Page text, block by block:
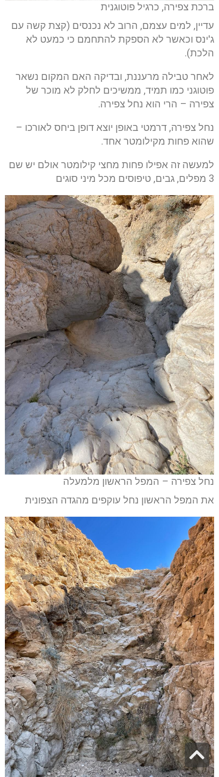
ברכת צפירה, כרגיל פוטוגנית
עדיין, למים עצמם, הרוב לא נכנסים (קצת קשה עם
ג'ינס וכאשר לא הספקת להתחמם כי כמעט לא
הלכת).
לאחר טבילה מרעננת, ובדיקה האם המקום נשאר
פוטוגני כמו תמיד, ממשיכים לחלק לא מוכר של
צפירה – הרי הוא נחל צפירה.
נחל צפירה, דרמטי באופן יוצא דופן ביחס לאורכו –
שהוא פחות מקילומטר אחד.
למעשה זה אפילו פחות מחצי קילומטר אולם יש שם
3 מפלים, גבים, טיפוסים מכל מיני סוגים
נחל צפירה – המפל הראשון מלמעלה
את המפל הראשון נחל עוקפים מהגדה הצפונית
גלילה
לראש